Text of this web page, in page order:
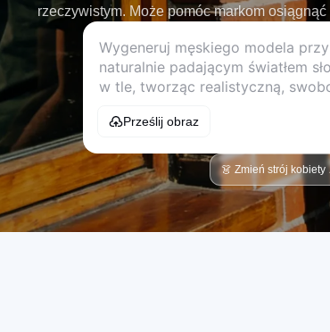
rzeczywistym. Może pomóc markom
Prześlij obraz
👗 Zmień strój kobiety